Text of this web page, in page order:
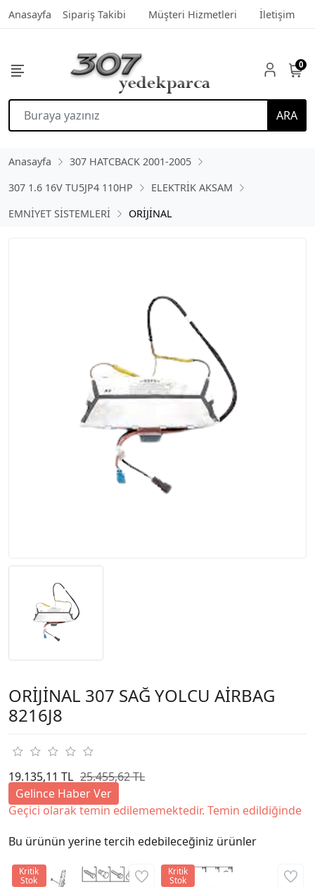
Anasayfa Sipariş Takibi Müşteri Hizmetleri İletişim
ARA
0
Anasayfa
307 HATCBACK 2001-2005
307 1.6 16V TU5JP4 110HP
ELEKTRİK AKSAM
EMNİYET SİSTEMLERİ
ORİJİNAL
ORİJİNAL 307 SAĞ YOLCU AİRBAG
8216J8
19.135,11 TL 25.455,62 TL
Gelince Haber Ver
Geçici olarak temin edilememektedir. Temin edildiğinde
Bu ürünün yerine tercih edebileceğiniz ürünler
Kritik
Stok
Kritik
Stok